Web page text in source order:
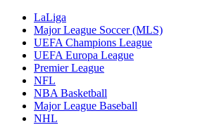
LaLiga
Major League Soccer (MLS)
UEFA Champions League
UEFA Europa League
Premier League
NFL
NBA Basketball
Major League Baseball
NHL